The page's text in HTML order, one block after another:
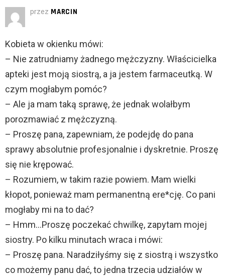
przez MARCIN
Kobieta w okienku mówi:
– Nie zatrudniamy żadnego mężczyzny. Właścicielka
apteki jest moją siostrą, a ja jestem farmaceutką. W
czym mogłabym pomóc?
– Ale ja mam taką sprawę, że jednak wolałbym
porozmawiać z mężczyzną.
– Proszę pana, zapewniam, że podejdę do pana
sprawy absolutnie profesjonalnie i dyskretnie. Proszę
się nie krępować.
– Rozumiem, w takim razie powiem. Mam wielki
kłopot, ponieważ mam permanentną ere*cję. Co pani
mogłaby mi na to dać?
– Hmm…Proszę poczekać chwilkę, zapytam mojej
siostry. Po kilku minutach wraca i mówi:
– Proszę pana. Naradziłyśmy się z siostrą i wszystko
co możemy panu dać, to jedna trzecia udziałów w